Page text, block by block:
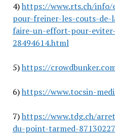
4)https://www.rts.ch/info/
pour-freiner-les-couts-de-
faire-un-effort-pour-
28494614.html
5)https://
6)https://www.tocsin-
7)https://www.tdg.ch/
du-point-tarmed-